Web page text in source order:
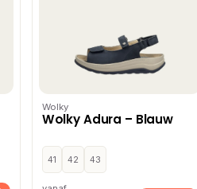
Wolky
Wolky Adura – Blauw
41 42 43